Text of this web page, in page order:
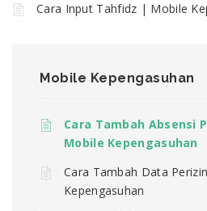
Cara Input Tahfidz | Mobile
Mobile Kepengasuhan
Cara Tambah Absensi
Mobile Kepengasuhan
Cara Tambah Data
Kepengasuhan